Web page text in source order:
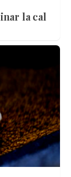
la cal